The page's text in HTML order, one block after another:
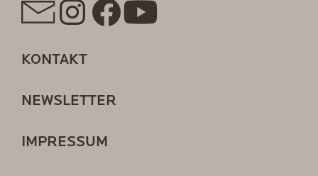
KONTAKT
NEWSLETTER
IMPRESSUM